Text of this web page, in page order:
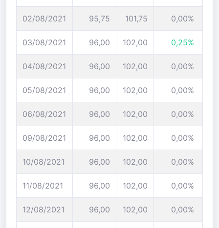
02/08/2021 95,75 101,75 0,00%
03/08/2021 96,00 102,00 0,25%
04/08/2021 96,00 102,00 0,00%
05/08/2021 96,00 102,00 0,00%
06/08/2021 96,00 102,00 0,00%
09/08/2021 96,00 102,00 0,00%
10/08/2021 96,00 102,00 0,00%
11/08/2021 96,00 102,00 0,00%
12/08/2021 96,00 102,00 0,00%